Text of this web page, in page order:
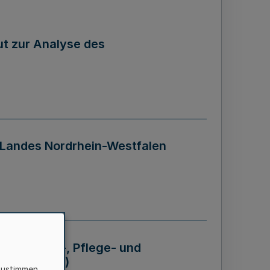
zur Analyse des
Nordrhein-Westfalen
, Pflege- und
NRW)